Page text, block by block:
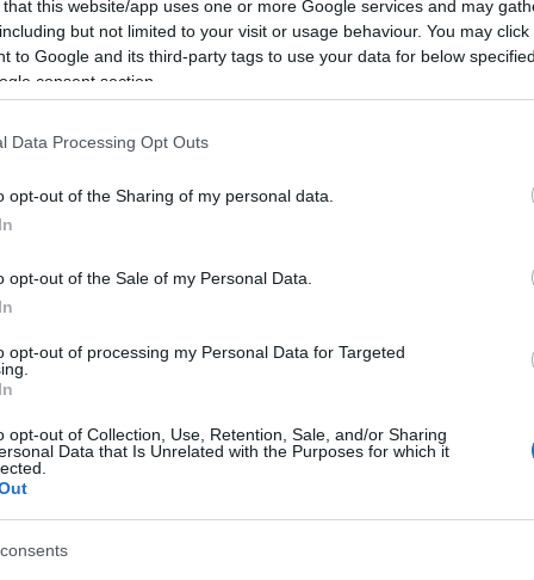
that this website/app uses one or more Google services and may
but not limited to your visit or usage behaviour. You may
to Google and its third-party tags to use your data for below
consent section.
Data Processing Opt Outs
opt-out of the Sharing of my personal data.
opt-out of the Sale of my Personal Data.
opt-out of processing my Personal Data for Targeted
opt-out of Collection, Use, Retention, Sale, and/or Sharing
Data that Is Unrelated with the Purposes for which it
Festa dei Nonni, vi invitiamo a un
il loro affetto e la loro saggezza con
dei Nonni” + Pausa merenda
intorno ad un Falò – Memorie di una
e Mario Giordano
creatività e momenti di comunità. Vi
i nonni, un tesoro prezioso da non